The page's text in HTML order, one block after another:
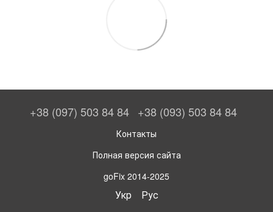
+38 (097) 503 84 84 +38 (093) 503 84 84
Контакты
Полная версия сайта
goFix 2014-2025
Укр Рус